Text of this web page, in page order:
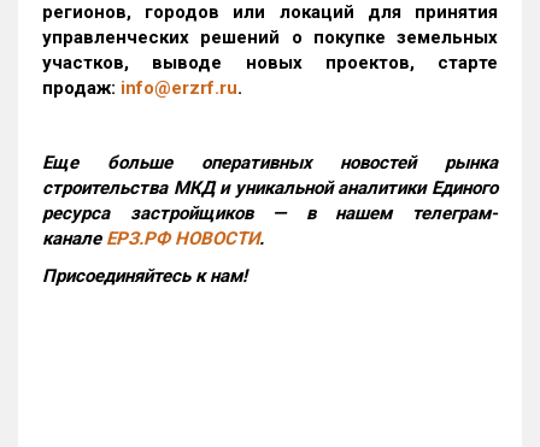
регионов, городов или локаций для принятия
управленческих решений о покупке земельных
участков, выводе новых проектов, старте
продаж: info@erzrf.ru.
Еще больше оперативных новостей рынка
строительства МКД и уникальной аналитики Единого
ресурса застройщиков — в нашем телеграм-
канале ЕРЗ.РФ НОВОСТИ.
Присоединяйтесь к нам!